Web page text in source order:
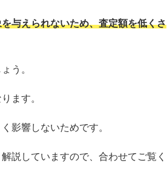
与えられないため、査定額を低くさ
う。
ます。
影響しないためです。
説していますので、合わせてご覧く